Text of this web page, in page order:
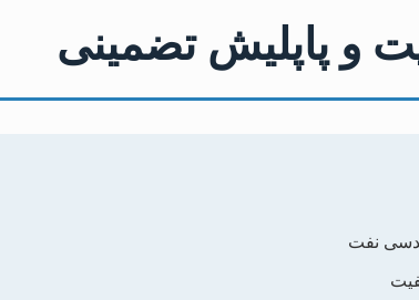
و پاپلیش تضمینی
نفت